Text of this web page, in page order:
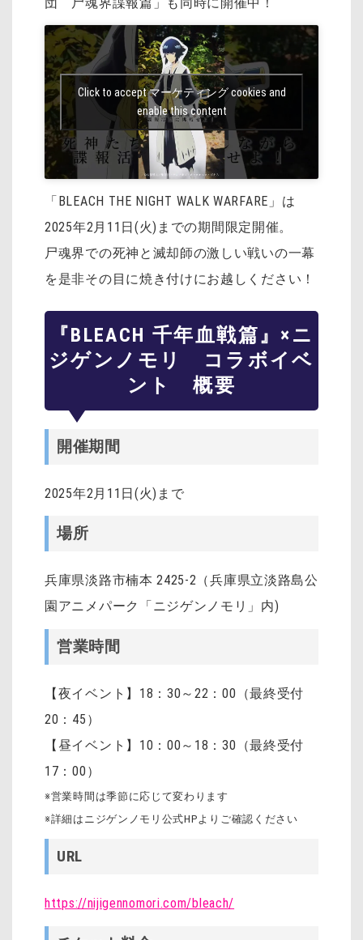
Click to accept マーケティング cookies and
enable this content
「BLEACH THE NIGHT WALK WARFARE」は
2025年2月11日(火)までの期間限定開催。
尸魂界での死神と滅却師の激しい戦いの一幕
を是非その目に焼き付けにお越しください！
『BLEACH 千年血戦篇』×ニ
ジゲンノモリ コラボイベ
ント 概要
開催期間
2025年2月11日(火)まで
場所
兵庫県淡路市楠本 2425-2（兵庫県立淡路島公
園アニメパーク「ニジゲンノモリ」内)
営業時間
【夜イベント】18：30～22：00（最終受付
20：45）
【昼イベント】10：00～18：30（最終受付
17：00）
※営業時間は季節に応じて変わります
※詳細はニジゲンノモリ公式HPよりご確認ください
URL
https://nijigennomori.com/bleach/